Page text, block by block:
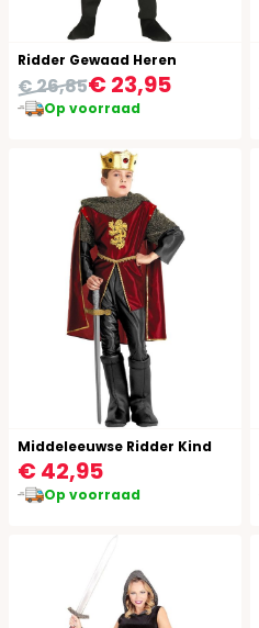
Ridder Gewaad Heren
€ 23,95
€ 26,85
Op voorraad
Middeleeuwse Ridder Kind
€ 42,95
Op voorraad